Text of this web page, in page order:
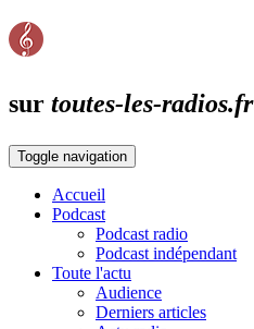
sur toutes-les-radios.fr
Toggle navigation
Accueil
Podcast
Podcast radio
Podcast indépendant
Toute l'actu
Audience
Derniers articles